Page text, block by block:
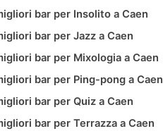
bar per Insolito a Caen
bar per Jazz a Caen
bar per Mixologia a Caen
bar per Ping-pong a Caen
bar per Quiz a Caen
bar per Terrazza a Caen